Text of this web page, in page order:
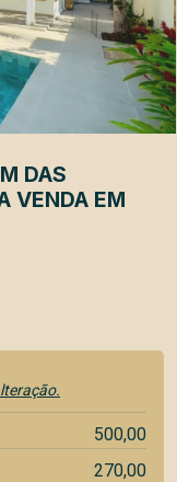
DAS
VENDA EM
500,00
270,00